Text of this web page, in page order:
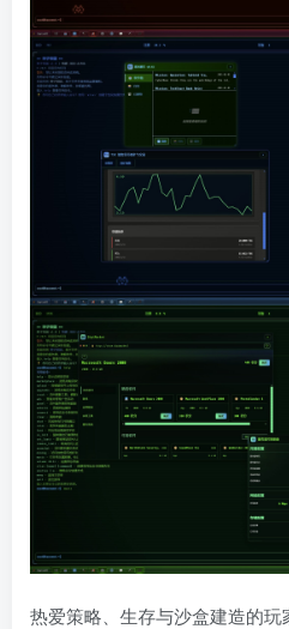
热爱策略、生存与沙盒建造的